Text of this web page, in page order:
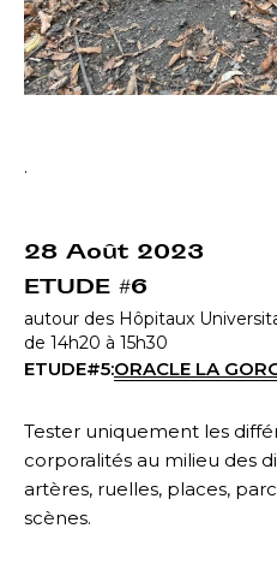
.
28 Août 2023
ETUDE #6
autour des Hôpitaux
de 14h20 à 15h30
ETUDE#5:ORACLE LA
Tester uniquement les
corporalités au milieu des
artères, ruelles, places,
scènes.